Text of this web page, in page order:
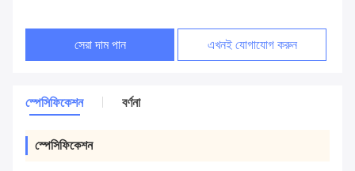
সেরা দাম পান এখনই যোগাযোগ করুন
স্পেসিফিকেশন বর্ণনা
স্পেসিফিকেশন